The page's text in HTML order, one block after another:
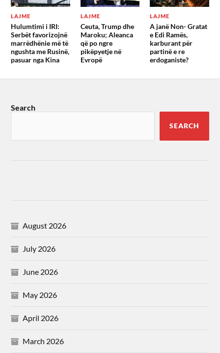
LAJME
Hulumtimi i IRI:
Serbët favorizojnë
marrëdhënie më të
ngushta me Rusinë,
pasuar nga Kina
LAJME
Ceuta, Trump dhe
Maroku; Aleanca
që po ngre
pikëpyetje në
Evropë
LAJME
A janë Non- Gratat
e Edi Ramës,
karburant për
partinë e re
erdoganiste?
Search
SEARCH
August 2026
July 2026
June 2026
May 2026
April 2026
March 2026